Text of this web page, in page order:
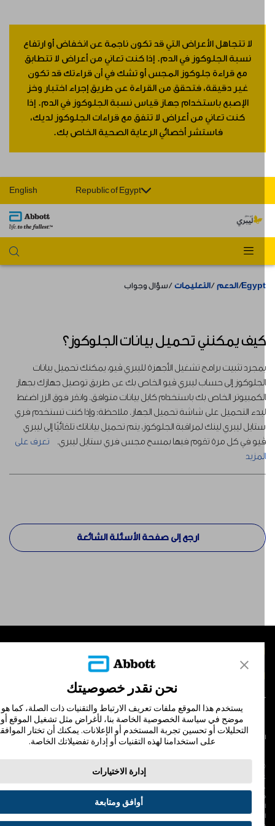
لا تتجاهل الأعراض التي قد تكون ناجمة عن انخفاض أو ارتفاع
نسبة الجلوكوز في الدم. إذا كنت تعاني من أعراض لا تتطابق
مع قراءة جلوكوز المجس أو تشك في أن قراءتك قد تكون
غير دقيقة، فتحقق من القراءة عن طريق إجراء اختبار وخز
الإصبع باستخدام جهاز قياس نسبة الجلوكوز في الدم. إذا
كنت تعاني من أعراض لا تتفق مع قراءات الجلوكوز لديك،
فاستشر أخصائي الرعاية الصحية الخاص بك.
Republic of Egypt
English
الدعم التعليمات سؤال وجواب
يمكنني تحميل بيانات الجلوكوز؟
تثبيت برامج تشغيل الأجهزة لليبري ڤيو، يمكنك تحميل بيانات
إلى حساب ليبري ڤيو الخاص بك عن طريق توصيل جهازك بجهاز
الخاص بك باستخدام كابل بيانات متوافق. وانقر فوق الزر اضغط
التحميل على شاشة تحميل الجهاز. ملاحظة: وإذا كنت تستخدم فري
ليبري لينك لمراقبة الجلوكوز، يتم تحميل بياناتك تلقائيًا إلى ليبري
في كل مرة تقوم فيها بمسح مجس فري ستايل ليبري.تعرف على
ارجع إلى صفحة الأسئلة الشائعة
والأحكام سياسة الخصوصية
المجس، فري ستايل، وليبري، والعلامات التجارية ذات الصلة هي علامات لشركة أبوت
لا يجوز استخدام أي علامة تجارية أو الاسم التجاري أو المظهر التجاري لأبوت في هذا الموقع
دون الحصول على إذن كتابي مسبق من أبوت، إلا لتحديد منتج أو خدمات الشركة. هذا
والمعلومات التي تحتويه مقصودة لسكان دولة جمهورية مصر العربية فقط. إن
والبيانات الواردة صورية لأغراض توضيحية فقط. ولا تمثل مريضًا حقيقيًا أو بيانات
نحن نقدر خصوصيتك
يستخدم هذا الموقع ملفات تعريف الارتباط والتقنيات ذات الصلة، كما هو
موضح في سياسة الخصوصية الخاصة بنا، لأغراض مثل تشغيل الموقع أو
التحليلات أو تحسين تجربة المستخدم أو الإعلانات. يمكنك أن تختار الموافقة
على استخدامنا لهذه التقنيات أو إدارة تفضيلاتك الخاصة.
إدارة الاختيارات
أوافق ومتابعة